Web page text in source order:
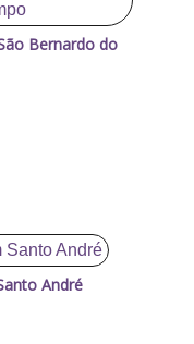
Bernardo do
André